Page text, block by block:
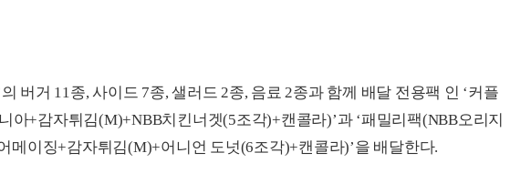
버거 11종, 사이드 7종, 샐러드 2종, 음료 2종과 함께 배달 전용팩 인 ‘커플
아+감자튀김(M)+NBB치킨너겟(5조각)+캔콜라)’과 ‘패밀리팩(NBB오리지
메이징+감자튀김(M)+어니언 도넛(6조각)+캔콜라)’을 배달한다.